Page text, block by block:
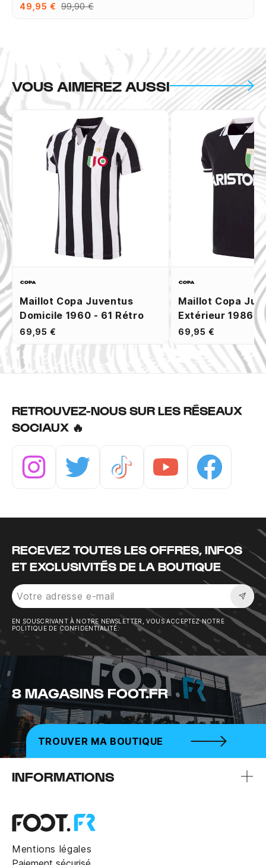
49,95 € 99,90 €
VOUS AIMEREZ AUSSI
Maillot Copa Juventus
Domicile 1960 - 61 Rétro
69,95 €
Maillot Copa
Extérieur 1986 -
69,95 €
RETROUVEZ-NOUS SUR LES RÉSEAUX
SOCIAUX 🔥
RECEVEZ TOUTES LES OFFRES, INFOS
ET EXCLUSIVITÉS DE LA BOUTIQUE
EN SOUSCRIVANT À NOTRE NEWSLETTER, VOUS ACCEPTEZ NOTRE
POLITIQUE DE CONFIDENTIALITÉ.
8 MAGASINS FOOT.FR
TROUVER MA BOUTIQUE
INFORMATIONS
Mentions légales